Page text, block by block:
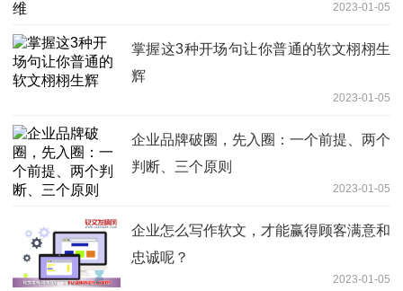
2023-01-05
掌握这3种开场句让你普通的软文栩栩生
辉
2023-01-05
企业品牌破圈，先入圈：一个前提、两个
判断、三个原则
2023-01-05
企业怎么写作软文，才能赢得顾客满意和
忠诚呢？
2023-01-05